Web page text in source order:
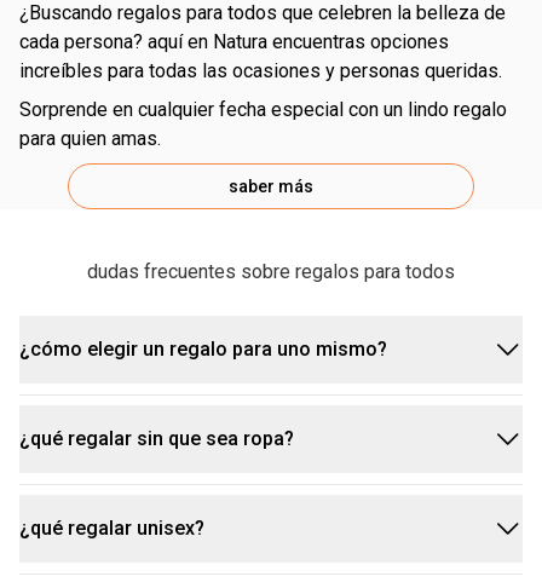
¿buscando regalos para todos que celebren la belleza de
cada persona? aquí en Natura encuentras opciones
increíbles para todas las ocasiones y personas queridas.
sorprende en cualquier fecha especial con un lindo regalo
para quien amas.
saber más
dudas frecuentes sobre regalos para todos
¿cómo elegir un regalo para uno mismo?
comienza pensando en qué necesitas en este
momento y prueba cosas nuevas.
además de las que ya estás acostumbrado, como
¿qué regalar sin que sea ropa?
la ropa está bien, pero hay un montón de regalos
increíbles esperando a ser descubiertos, como
¿qué regalar unisex?